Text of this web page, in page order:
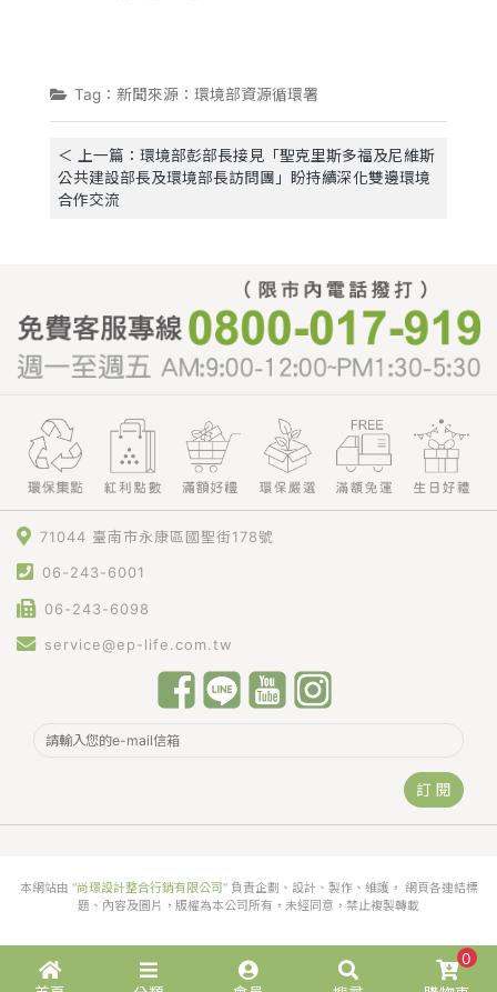
Tag：新聞來源：環境部資源循環署
＜ 上一篇：環境部彭部長接見「聖克里斯多福及尼維斯
公共建設部長及環境部長訪問團」盼持續深化雙邊環境
合作交流
0
71044 臺南市永康區國聖街178號
06-243-6001
06-243-6098
service@ep-life.com.tw
訂 閱
本網站由 “尚璟設計整合行銷有限公司” 負責企劃、設計、製作、維護， 網頁各連結標
題、內容及圖片，版權為本公司所有，未經同意，禁止複製轉載